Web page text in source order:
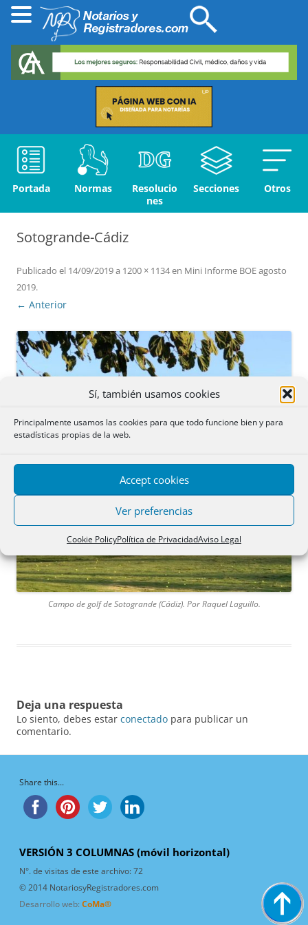
Sí, también usamos cookies
Principalmente usamos las cookies para que todo funcione bien y para
estadísticas propias de la web.
Accept cookies
Ver preferencias
Cookie PolicyPolítica de PrivacidadAviso Legal
Portada Normas
Resolucio
nes
Secciones Otros
Sotogrande-Cádiz
Publicado el 14/09/2019a 1200 × 1134en Mini Informe BOE agosto
2019.
← Anterior
Campo de golf de Sotogrande (Cádiz). Por Raquel Laguillo.
Deja una respuesta
Lo siento, debes estar conectado para publicar un
comentario.
Share this...
VERSIÓN 3 COLUMNAS (móvil horizontal)
N°. de visitas de este archivo:72
© 2014 NotariosyRegistradores.com
Desarrollo web: CoMa®